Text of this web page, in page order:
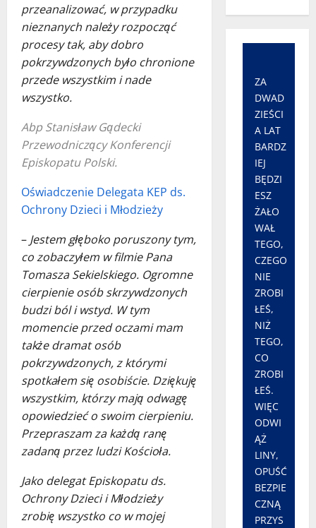
przeanalizować, w przypadku
nieznanych należy rozpocząć
procesy tak, aby dobro
pokrzywdzonych było chronione
przede wszystkim i nade
wszystko.
Abp Stanisław Gądecki
Przewodniczący Konferencji
Episkopatu Polski.
Oświadczenie Delegata KEP ds.
Ochrony Dzieci i Młodzieży
– Jestem głęboko poruszony tym,
co zobaczyłem w filmie Pana
Tomasza Sekielskiego. Ogromne
cierpienie osób skrzywdzonych
budzi ból i wstyd. W tym
momencie przed oczami mam
także dramat osób
pokrzywdzonych, z którymi
spotkałem się osobiście. Dziękuję
wszystkim, którzy mają odwagę
opowiedzieć o swoim cierpieniu.
Przepraszam za każdą ranę
zadaną przez ludzi Kościoła.
Jako delegat Episkopatu ds.
Ochrony Dzieci i Młodzieży
zrobię wszystko co w mojej
ZA
DWAD
ZIEŚCI
A LAT
BARDZ
IEJ
BĘDZI
ESZ
ŻAŁO
WAŁ
TEGO,
CZEGO
NIE
ZROBI
ŁEŚ,
NIŻ
TEGO,
CO
ZROBI
ŁEŚ.
WIĘC
ODWI
ĄŻ
LINY,
OPUŚĆ
BEZPIE
CZNĄ
PRZYS